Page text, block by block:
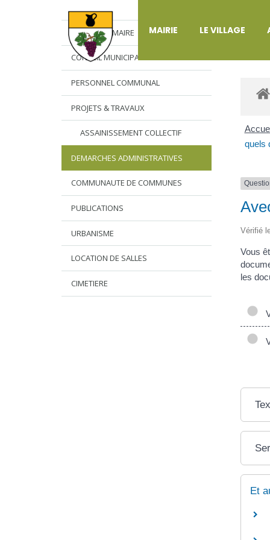
MAIRIE LE VILLAGE
L’EDITO DU MAIRE
CONSEIL MUNICIPAL
PERSONNEL COMMUNAL
PROJETS & TRAVAUX
ASSAINISSEMENT COLLECTIF
DEMARCHES ADMINISTRATIVES
COMMUNAUTE DE COMMUNES
PUBLICATIONS
URBANISME
LOCATION DE SALLES
CIMETIERE
quels
Vérifié
Vous
les
Et